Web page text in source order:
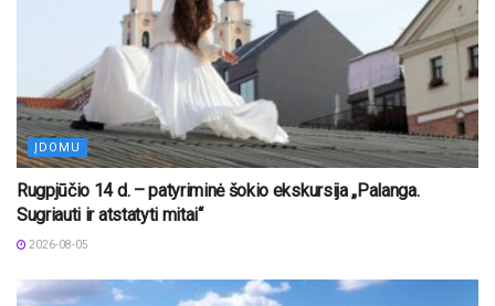
ĮDOMU
Rugpjūčio 14 d. – patyriminė šokio ekskursija „Palanga.
Sugriauti ir atstatyti mitai“
2026-08-05